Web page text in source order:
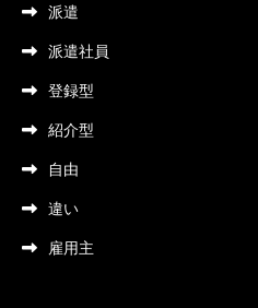
派遣
派遣社員
登録型
紹介型
自由
違い
雇用主